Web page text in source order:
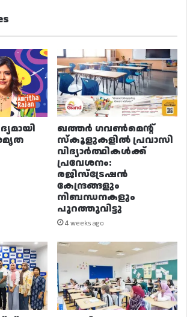
ഖത്തർ ഗവൺമെന്റ്
സ്കൂളുകളിൽ പ്രവാസി
വിദ്യാർത്ഥികൾക്ക്
പ്രവേശനം:
രജിസ്ട്രേഷൻ
കേന്ദ്രങ്ങളും
നിബന്ധനകളും
പുറത്തുവിട്ടു
4 weeks ago